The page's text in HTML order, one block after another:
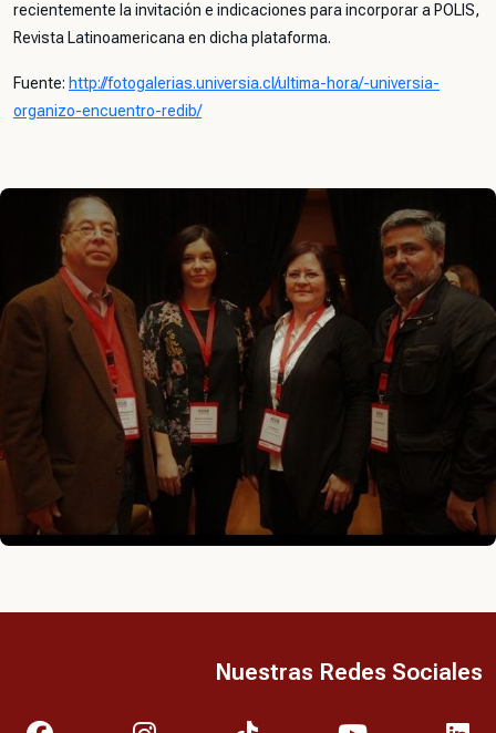
recientemente la invitación e indicaciones para incorporar a POLIS,
Revista Latinoamericana en dicha plataforma.
Fuente: http://fotogalerias.universia.cl/ultima-hora/-universia-
organizo-encuentro-redib/
Nuestras Redes Sociales